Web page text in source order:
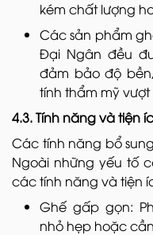
kém chất lượng
Các sản phẩm
Đại Ngân đều
đảm bảo độ
tính thẩm mỹ vượt
4.3. Tính năng và tiện
Các tính năng bổ
Ngoài những yếu tố
các tính năng và tiện
Ghế gấp gọn:
nhỏ hẹp hoặc